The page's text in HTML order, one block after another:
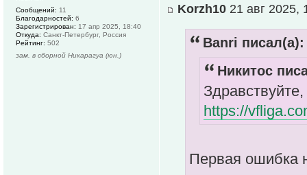
Korzh10 21 авг 2025,
Banri писал(а):
Никитос
https://
Первая ошибка
Сообщений: 11
Благодарностей: 6
Зарегистрирован: 17 апр 2025, 18:40
Откуда: Санкт-Петербург, Россия
Рейтинг: 502
зам. в сборной Никарагуа (юн.)